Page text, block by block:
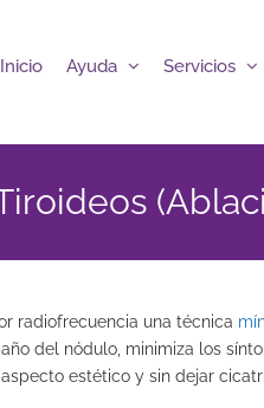
Inicio Ayuda Servicios
radiofrecuencia una técnica
del nódulo, minimiza los
estético y sin dejar